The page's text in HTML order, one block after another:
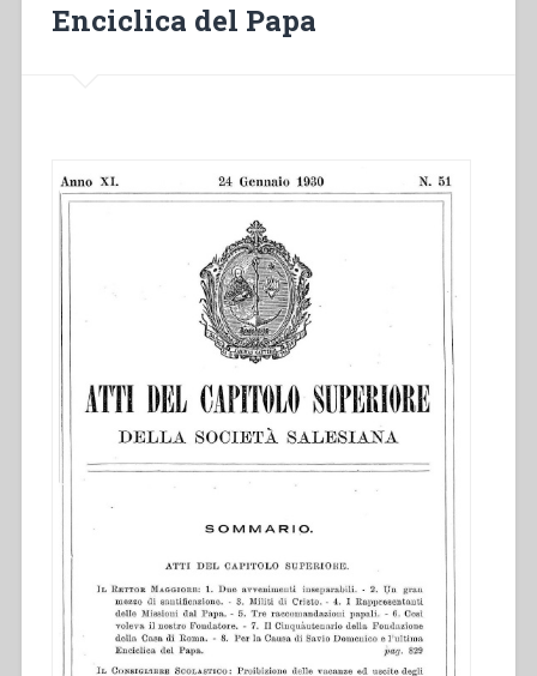
Bosco
degli
ascritti”
Enciclica del Papa